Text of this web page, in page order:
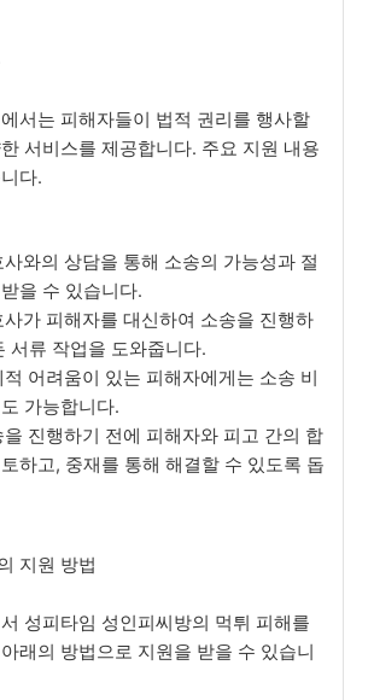
서는 피해자들이 법적 권리를 행사할
서비스를 제공합니다. 주요 지원 내용
다.
사와의 상담을 통해 소송의 가능성과 절
을 수 있습니다.
사가 피해자를 대신하여 소송을 진행하
서류 작업을 도와줍니다.
적 어려움이 있는 피해자에게는 소송 비
가능합니다.
을 진행하기 전에 피해자와 피고 간의 합
하고, 중재를 통해 해결할 수 있도록 돕
지원 방법
성피타임 성인피씨방의 먹튀 피해를
래의 방법으로 지원을 받을 수 있습니